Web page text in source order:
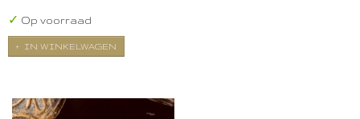
✓ Op voorraad
IN WINKELWAGEN